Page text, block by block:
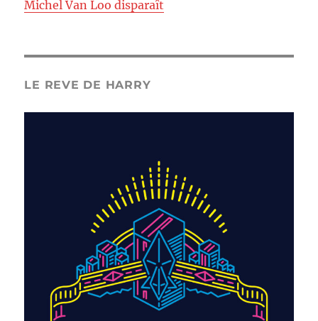
Michel Van Loo disparaît
LE REVE DE HARRY